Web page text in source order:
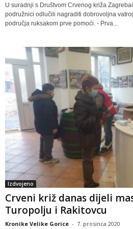
U suradnji s Društvom Crvenog križa
podružnici odlučili nagraditi dobrovoljna
područja ruksakom prve pomoći. - Prva...
Izdvojeno
Crveni križ danas dijeli
Turopolju i Rakitovcu
Kronike Velike Gorice - 7. prosinca 2020